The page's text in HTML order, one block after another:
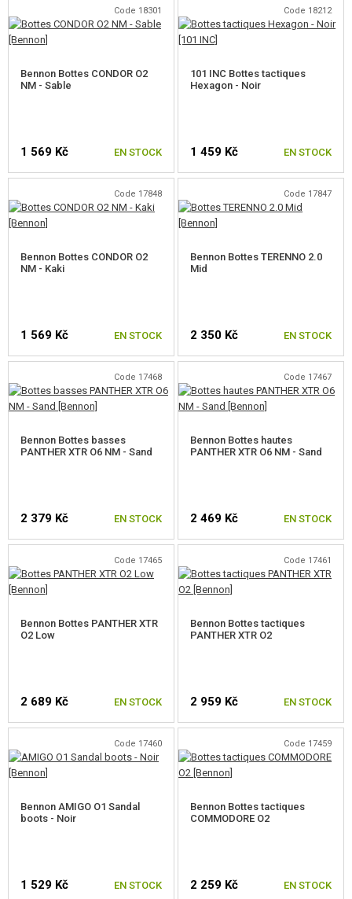
CASQUES, CHAPELLERIE
CEINTURES
PROTECTEURS
BOTTES, IMPRÉGNATION
BOTTES
PREMIERS SECOURS
PORTE-CLÉS
LIGHTSTICKS
BRASSARD D'ÉQUIPE
ACCESSOIRES POUR RÉPLIQUE
SERVICE ET MAINTENANCE D'RÉPLIQUE
CIBLES, CHAMP DE TIR
CHOISIR UNE TAILLE CHOISIR UNE TAILLE
Code 18301
Bennon Bottes CONDOR O2
NM - Sable
1 569 Kč EN STOCK
CHOISIR UNE TAILLE
Code 18212
101 INC Bottes tactiques
Hexagon - Noir
1 459 Kč EN STOCK
CHOISIR UNE TAILLE
Code 17848
Bennon Bottes CONDOR O2
NM - Kaki
1 569 Kč EN STOCK
CHOISIR UNE TAILLE
Code 17847
Bennon Bottes TERENNO 2.0
Mid
2 350 Kč EN STOCK
CHOISIR UNE TAILLE
Code 17468
Bennon Bottes basses
PANTHER XTR O6 NM - Sand
2 379 Kč EN STOCK
CHOISIR UNE TAILLE
Code 17467
Bennon Bottes hautes
PANTHER XTR O6 NM - Sand
2 469 Kč EN STOCK
CHOISIR UNE TAILLE
Code 17465
Bennon Bottes PANTHER XTR
O2 Low
2 689 Kč EN STOCK
CHOISIR UNE TAILLE
Code 17461
Bennon Bottes tactiques
PANTHER XTR O2
2 959 Kč EN STOCK
CHOISIR UNE TAILLE
Code 17460
Bennon AMIGO O1 Sandal
boots - Noir
1 529 Kč EN STOCK
Code 17459
Bennon Bottes tactiques
COMMODORE O2
2 259 Kč EN STOCK